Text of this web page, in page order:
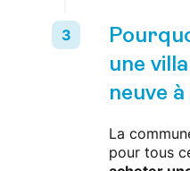
une
neuve
La
pour tous